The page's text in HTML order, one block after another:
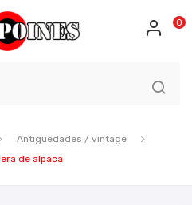
0
Antigüedades / vintage
de alpaca